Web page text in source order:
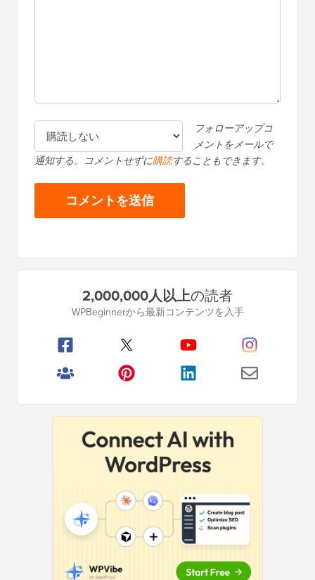
フォローアップコ
メントをメールで
通知する。コメントせずに購読することもできます。
イ
2,000,000人以上の読者
WPBeginnerから最新コンテンツを入手